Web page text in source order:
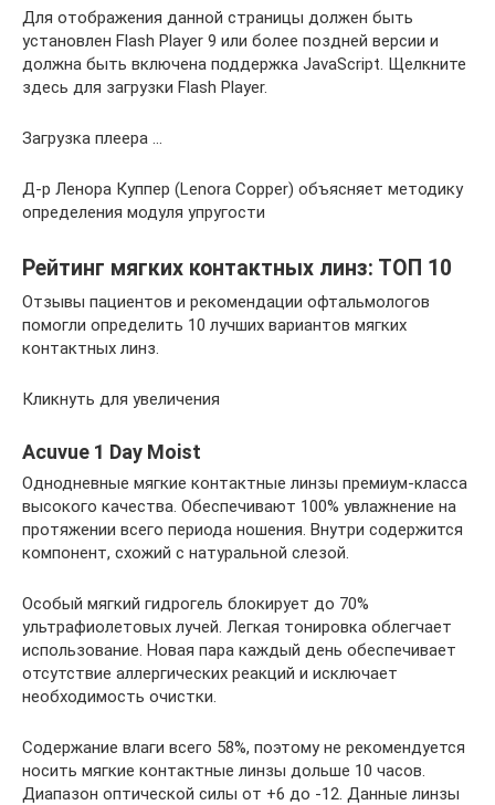
Для отображения данной страницы должен быть
установлен Flash Player 9 или более поздней версии и
должна быть включена поддержка JavaScript. Щелкните
здесь для загрузки Flash Player.
Загрузка плеера …
Д-р Ленора Куппер (Lenora Copper) объясняет методику
определения модуля упругости
Рейтинг мягких контактных линз: ТОП 10
Отзывы пациентов и рекомендации офтальмологов
помогли определить 10 лучших вариантов мягких
контактных линз.
Кликнуть для увеличения
Acuvue 1 Day Moist
Однодневные мягкие контактные линзы премиум-класса
высокого качества. Обеспечивают 100% увлажнение на
протяжении всего периода ношения. Внутри содержится
компонент, схожий с натуральной слезой.
Особый мягкий гидрогель блокирует до 70%
ультрафиолетовых лучей. Легкая тонировка облегчает
использование. Новая пара каждый день обеспечивает
отсутствие аллергических реакций и исключает
необходимость очистки.
Содержание влаги всего 58%, поэтому не рекомендуется
носить мягкие контактные линзы дольше 10 часов.
Диапазон оптической силы от +6 до -12. Данные линзы